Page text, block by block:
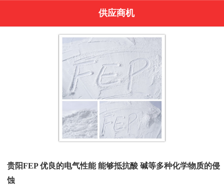
供应商机
贵阳FEP 优良的电气性能 能够抵抗酸 碱等多种化学物质的侵
蚀